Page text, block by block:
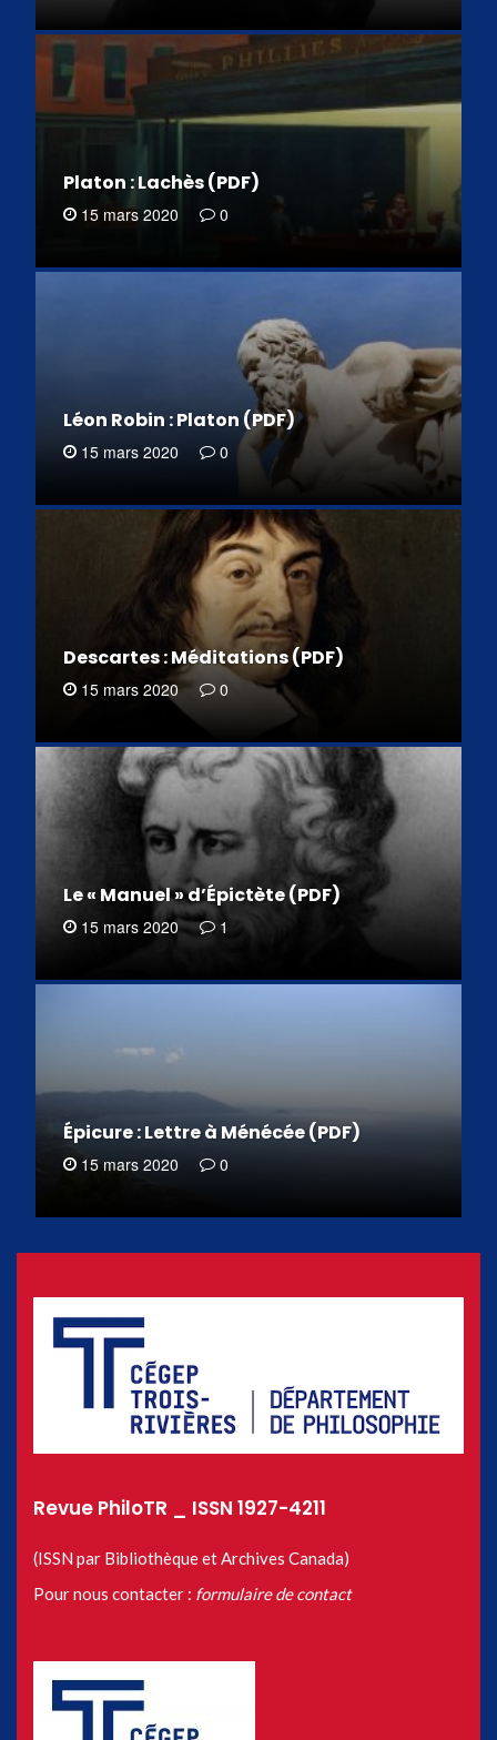
Platon : Lachès (PDF)
15 mars 2020 0
Léon Robin : Platon (PDF)
15 mars 2020 0
Descartes : Méditations (PDF)
15 mars 2020 0
Le « Manuel » d’Épictète (PDF)
15 mars 2020 1
Épicure : Lettre à Ménécée (PDF)
15 mars 2020 0
Revue PhiloTR _ ISSN 1927-4211
(ISSN par Bibliothèque et Archives Canada)
Pour nous contacter : formulaire de contact